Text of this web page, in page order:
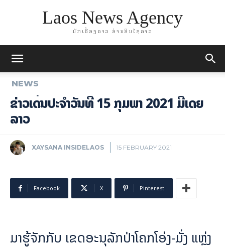
Laos News Agency
ມັກເລື່ອງລາວ ອ່ານອິນໄຊລາວ
NEWS
ຂ່າວເດັ່ນປະຈຳວັນທີ 15 ກຸມພາ 2021 ມີເດຍ
ລາວ
XAYSANA INSIDELAOS 15 FEBRUARY 2021
Facebook X Pinterest
ມາຮູ້ຈັກກັບ ເຂດອະນຸລັກປ່າໂຄກໂອ່ງ-ມັ່ງ ແຫຼ່ງ